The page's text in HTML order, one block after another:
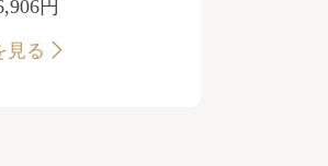
円
見る